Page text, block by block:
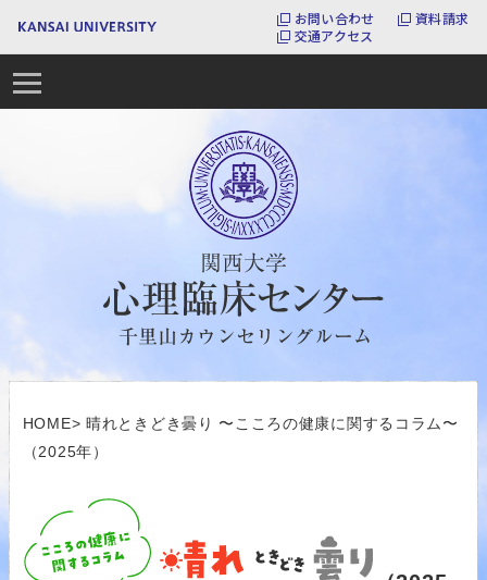
お問い合わせ
資料請求
交通アクセス
HOME> 晴れときどき曇り 〜こころの健康に関するコラム〜
（2025年）